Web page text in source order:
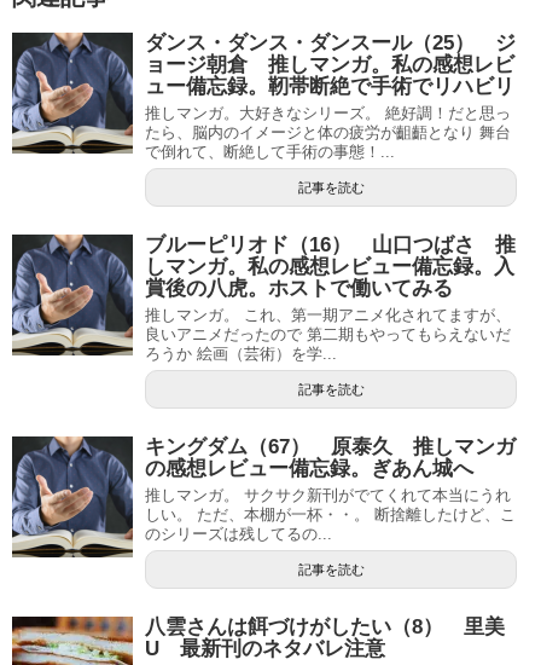
ダンス・ダンス・ダンスール（25） ジ
ョージ朝倉 推しマンガ。私の感想レビ
ュー備忘録。靭帯断絶で手術でリハビリ
推しマンガ。大好きなシリーズ。 絶好調！だと思っ
たら、脳内のイメージと体の疲労が齟齬となり 舞台
で倒れて、断絶して手術の事態！...
記事を読む
ブルーピリオド（16） 山口つばさ 推
しマンガ。私の感想レビュー備忘録。入
賞後の八虎。ホストで働いてみる
推しマンガ。 これ、第一期アニメ化されてますが、
良いアニメだったので 第二期もやってもらえないだ
ろうか 絵画（芸術）を学...
記事を読む
キングダム（67） 原泰久 推しマンガ
の感想レビュー備忘録。ぎあん城へ
推しマンガ。 サクサク新刊がでてくれて本当にうれ
しい。 ただ、本棚が一杯・・。 断捨離したけど、こ
のシリーズは残してるの...
記事を読む
八雲さんは餌づけがしたい（8） 里美
U 最新刊のネタバレ注意